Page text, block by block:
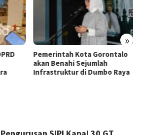
»
Pemerintah Kota Gorontalo
akan Benahi Sejumlah
Infrastruktur di Dumbo Raya